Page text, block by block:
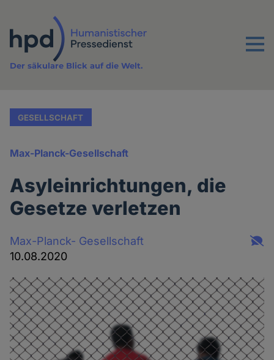
Inhalt
Menu
Der säkulare Blick auf die Welt.
GESELLSCHAFT
Max-Planck-Gesellschaft
Asyleinrichtungen, die
Gesetze verletzen
Max-Planck- Gesellschaft
10.08.2020